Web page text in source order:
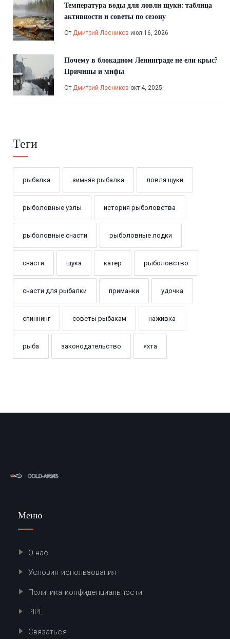
Температура воды для ловли щуки: таблица
активности и советы по сезону
От Дмитрий Лесников июл 16, 2026
Почему в блокадном Ленинграде не ели крыс?
Причины и мифы
От Дмитрий Лесников окт 4, 2025
Теги
рыбалка зимняя рыбалка ловля щуки
рыболовные узлы история рыболовства
рыболовные снасти рыболовные лодки
снасти щука катер рыболовство
снасти для рыбалки приманки удочка
спиннинг советы рыбакам наживка
рыба законодательство яхта
Меню
О нас
Условия использования
Политика конфиденциальности
PIPL
Связаться